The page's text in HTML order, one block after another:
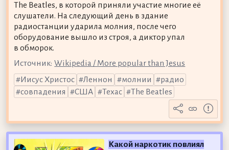
The Beatles, в которой приняли участие многие её
слушатели. На следующий день в здание
радиостанции ударила молния, после чего
оборудование вышло из строя, а диктор упал
в обморок.
Источник: Wikipedia / More popular than Jesus
Иисус Христос
Леннон молнии
радио
совпадения
США Техас The Beatles
Какой наркотик повлиял